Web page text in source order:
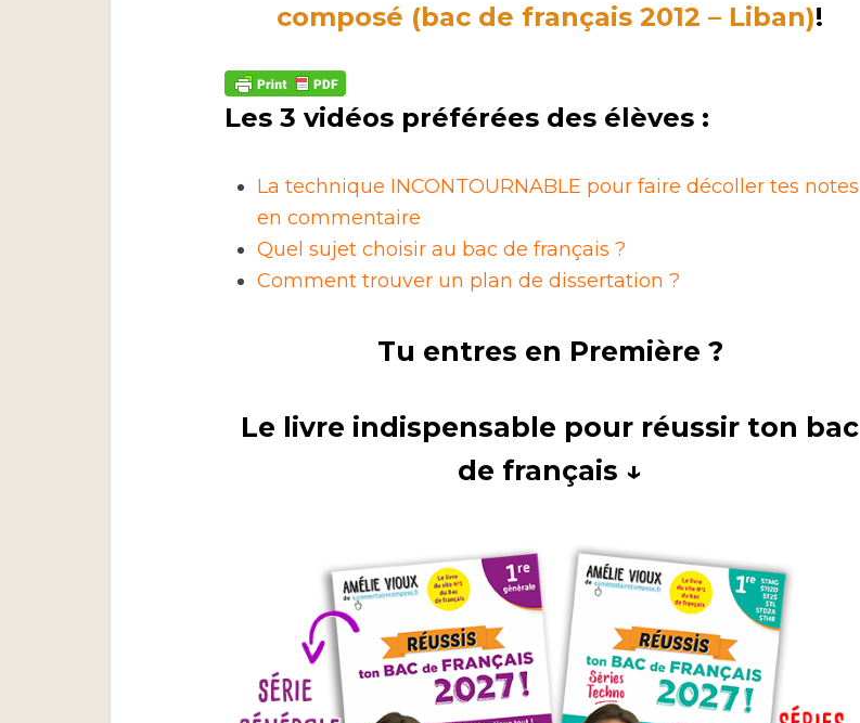
composé (bac de français 2012 – Liban)!
Les 3 vidéos préférées des élèves :
La technique INCONTOURNABLE pour faire décoller tes notes
en commentaire
Quel sujet choisir au bac de français ?
Comment trouver un plan de dissertation ?
Tu entres en Première ?
Le livre indispensable pour réussir ton bac
de français ↓